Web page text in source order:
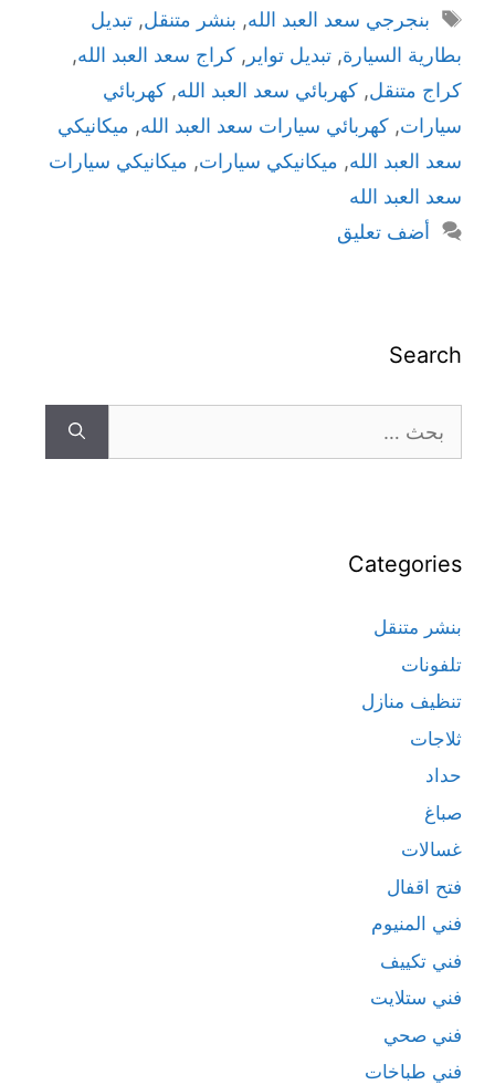
بنجرجي سعد العبد الله, بنشر متنقل, تبديل
بطارية السيارة, تبديل تواير , كراج سعد العبد الله,
كراج متنقل, كهربائي سعد العبد الله, كهربائي
سيارات, كهربائي سيارات سعد العبد الله, ميكانيكي
سعد العبد الله, ميكانيكي سيارات, ميكانيكي سيارات
سعد العبد الله
أضف تعليق
Search
Categories
بنشر متنقل
تلفونات
تنظيف منازل
ثلاجات
حداد
صباغ
غسالات
فتح اقفال
فني المنيوم
فني تكييف
فني ستلايت
فني صحي
فني طباخات